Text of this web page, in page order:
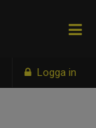
Logga in